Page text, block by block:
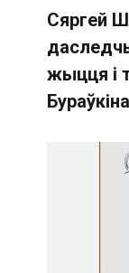
Сяргей
жыцця і